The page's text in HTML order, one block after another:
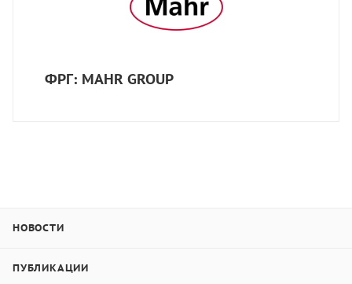
ФРГ: MAHR GROUP
НОВОСТИ
ПУБЛИКАЦИИ